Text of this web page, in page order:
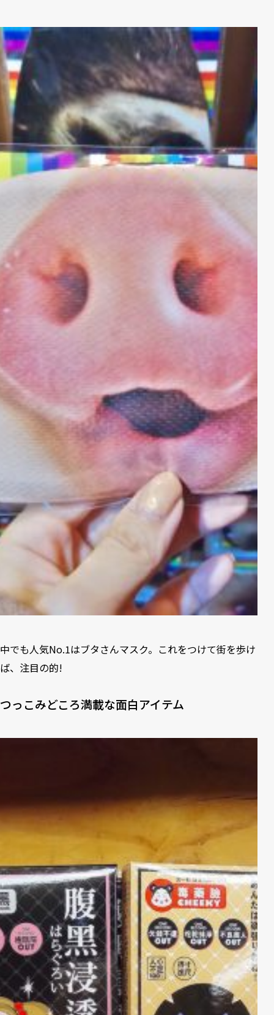
中でも人気No.1はブタさんマスク。これをつけて街を歩け
ば、注目の的!
つっこみどころ満載な面白アイテム